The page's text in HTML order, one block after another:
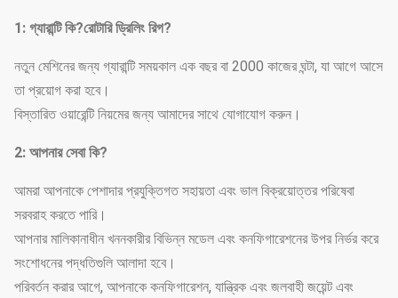
1 : গ্যারান্টি কি?রোটারি ড্রিলিং রিগ?
নতুন মেশিনের জন্য গ্যারান্টি সময়কাল এক বছর বা 2000 কাজের ঘন্টা, যা আগে আসে
তা প্রয়োগ করা হবে।
বিস্তারিত ওয়ারেন্টি নিয়মের জন্য আমাদের সাথে যোগাযোগ করুন।
2: আপনার সেবা কি?
আমরা আপনাকে পেশাদার প্রযুক্তিগত সহায়তা এবং ভাল বিক্রয়োত্তর পরিষেবা
সরবরাহ করতে পারি।
আপনার মালিকানাধীন খননকারীর বিভিন্ন মডেল এবং কনফিগারেশনের উপর নির্ভর করে
সংশোধনের পদ্ধতিগুলি আলাদা হবে।
পরিবর্তন করার আগে, আপনাকে কনফিগারেশন, যান্ত্রিক এবং জলবাহী জয়েন্ট এবং